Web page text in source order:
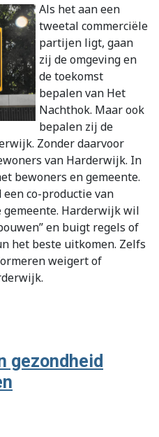
Als het aan een
tweetal commerciële
partijen ligt, gaan
zij de omgeving en
de toekomst
bepalen van Het
Nachthok. Maar ook
bepalen zij de
Zonder daarvoor
van Harderwijk. In
bewoners en gemeente.
co-productie van
Harderwijk wil
en buigt regels of
het beste uitkomen. Zelfs
weigert of
gezondheid